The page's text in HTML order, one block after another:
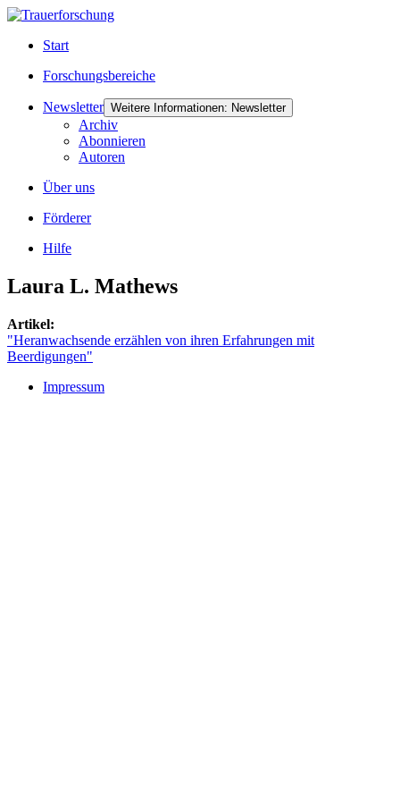
Start
Forschungsbereiche
Newsletter Weitere Informationen: Newsletter
Archiv
Abonnieren
Autoren
Über uns
Förderer
Hilfe
Laura L. Mathews
Artikel:
"Heranwachsende erzählen von ihren Erfahrungen mit
Beerdigungen"
Impressum